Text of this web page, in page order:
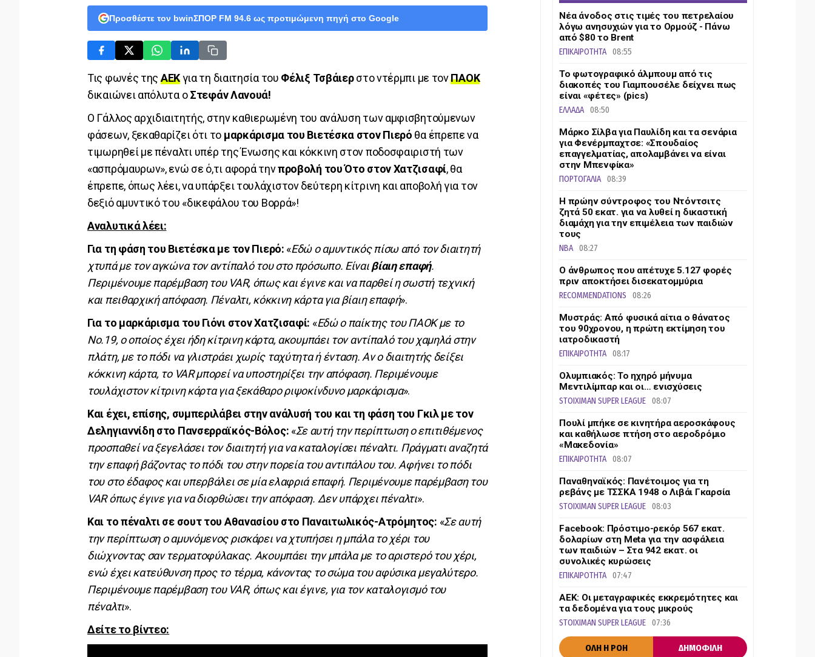
Προσθέστε τον bwinΣΠΟΡ FM 94.6 ως προτιμώμενη πηγή στο Google
Τις φωνές της ΑΕΚγια τη διαιτησία του Φέλιξ Τσβάιερστο ντέρμπι με τονΠΑΟΚ
δικαιώνει απόλυτα οΣτεφάν Λανουά!
Ο Γάλλος αρχιδιαιτητής, στην καθιερωμένη του ανάλυση των αμφισβητούμενων
φάσεων, ξεκαθαρίζει ότι το μαρκάρισμα του Βιετέσκα στον Πιερό θα έπρεπε να
τιμωρηθεί με πέναλτι υπέρ της Ένωσης και κόκκινη στον ποδοσφαιριστή των
«ασπρόμαυρων», ενώ σε ό,τι αφορά τηνπροβολή του Ότο στον Χατζισαφί, θα
έπρεπε, όπως λέει, να υπάρξει τουλάχιστον δεύτερη κίτρινη και αποβολή για τον
δεξιό αμυντικό του «δικεφάλου του Βορρά»!
Αναλυτικά λέει:
Για τη φάση του Βιετέσκα με τον Πιερό: «Εδώ ο αμυντικός πίσω από τον διαιτητή
χτυπά με τον αγκώνα τον αντίπαλό του στο πρόσωπο. Είναιβίαιη επαφή.
Περιμένουμε παρέμβαση του VAR, όπως και έγινε και να παρθεί η σωστή τεχνική
και πειθαρχική απόφαση. Πέναλτι, κόκκινη κάρτα για βίαιη επαφή».
Για το μαρκάρισμα του Γιόνι στον Χατζισαφί: «Εδώ ο παίκτης του ΠΑΟΚ με το
Νο.19, ο οποίος έχει ήδη κίτρινη κάρτα, ακουμπάει τον αντίπαλό του χαμηλά στην
πλάτη, με το πόδι να γλιστράει χωρίς ταχύτητα ή ένταση. Αν ο διαιτητής δείξει
κόκκινη κάρτα, το VAR μπορεί να υποστηρίξει την απόφαση. Περιμένουμε
τουλάχιστον κίτρινη κάρτα για ξεκάθαρο ριψοκίνδυνο μαρκάρισμα».
Και έχει, επίσης, συμπεριλάβει στην ανάλυσή του και τη φάση του Γκιλ με τον
Δεληγιαννίδη στο Πανσερραϊκός-Βόλος: «Σε αυτή την περίπτωση ο επιτιθέμενος
προσπαθεί να ξεγελάσει τον διαιτητή για να καταλογίσει πέναλτι. Πράγματι αναζητά
την επαφή βάζοντας το πόδι του στην πορεία του αντιπάλου του. Αφήνει το πόδι
του στο έδαφος και υπερβάλει σε μία ελαφριά επαφή. Περιμένουμε παρέμβαση του
VAR όπως έγινε για να διορθώσει την απόφαση. Δεν υπάρχει πέναλτι».
Και το πέναλτι σε σουτ του Αθανασίου στο Παναιτωλικός-Ατρόμητος: «Σε αυτή
την περίπτωση ο αμυνόμενος ρισκάρει να χτυπήσει η μπάλα το χέρι του
διώχνοντας σαν τερματοφύλακας. Ακουμπάει την μπάλα με το αριστερό του χέρι,
ενώ έχει κατεύθυνση προς το τέρμα, κάνοντας το σώμα του αφύσικα μεγαλύτερο.
Περιμένουμε παρέμβαση του VAR, όπως και έγινε, για τον καταλογισμό του
πέναλτι».
Δείτε το βίντεο:
Νέα άνοδος στις τιμές του πετρελαίου
λόγω ανησυχιών για το Ορμούζ - Πάνω
από $80 το Brent
ΕΠΙΚΑΙΡΟΤΗΤΑ 08:55
Το φωτογραφικό άλμπουμ από τις
διακοπές του Γιαμπουσέλε δείχνει πως
είναι «φέτες» (pics)
ΕΛΛΑΔΑ 08:50
Μάρκο Σίλβα για Παυλίδη και τα σενάρια
για Φενέρμπαχτσε: «Σπουδαίος
επαγγελματίας, απολαμβάνει να είναι
στην Μπενφίκα»
ΠΟΡΤΟΓΑΛΙΑ 08:39
Η πρώην σύντροφος του Ντόντσιτς
ζητά 50 εκατ. για να λυθεί η δικαστική
διαμάχη για την επιμέλεια των παιδιών
τους
NBA 08:27
Ο άνθρωπος που απέτυχε 5.127 φορές
πριν αποκτήσει δισεκατομμύρια
RECOMMENDATIONS 08:26
Μυστράς: Από φυσικά αίτια ο θάνατος
του 90χρονου, η πρώτη εκτίμηση του
ιατροδικαστή
ΕΠΙΚΑΙΡΟΤΗΤΑ 08:17
Ολυμπιακός: Το ηχηρό μήνυμα
Μεντιλίμπαρ και οι… ενισχύσεις
STOIXIMAN SUPER LEAGUE 08:07
Πουλί μπήκε σε κινητήρα αεροσκάφους
και καθήλωσε πτήση στο αεροδρόμιο
«Μακεδονία»
ΕΠΙΚΑΙΡΟΤΗΤΑ 08:07
Παναθηναϊκός: Πανέτοιμος για τη
ρεβάνς με ΤΣΣΚΑ 1948 ο Λιβάι Γκαρσία
STOIXIMAN SUPER LEAGUE 08:03
Facebook: Πρόστιμο-ρεκόρ 567 εκατ.
δολαρίων στη Meta για την ασφάλεια
των παιδιών – Στα 942 εκατ. οι
συνολικές κυρώσεις
ΕΠΙΚΑΙΡΟΤΗΤΑ 07:47
ΑΕΚ: Οι μεταγραφικές εκκρεμότητες και
τα δεδομένα για τους μικρούς
STOIXIMAN SUPER LEAGUE 07:36
ΟΛΗ Η ΡΟΗ ΔΗΜΟΦΙΛΗ